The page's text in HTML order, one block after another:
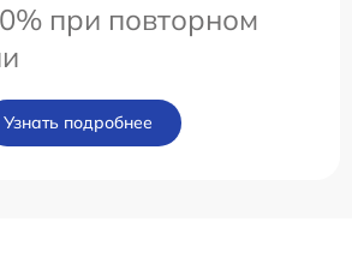
при повторном
Узнать подробнее